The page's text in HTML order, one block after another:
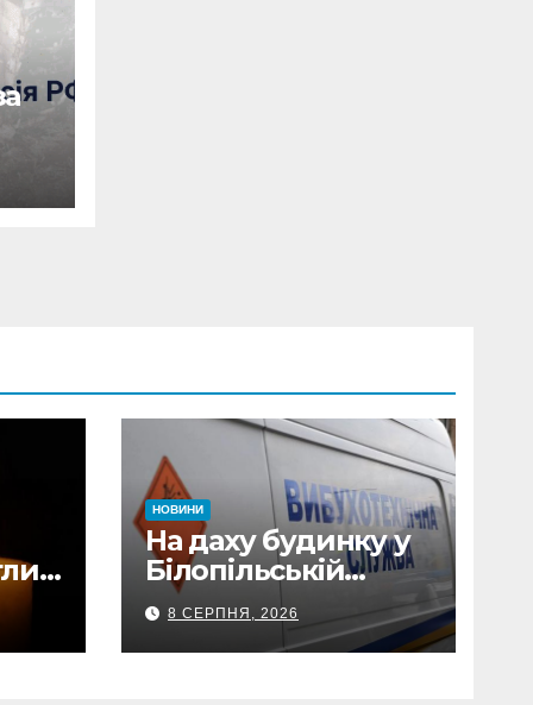
НОВИНИ
На даху будинку у
Білопільській
громаді знайшли
120-мм міну
8 СЕРПНЯ, 2026